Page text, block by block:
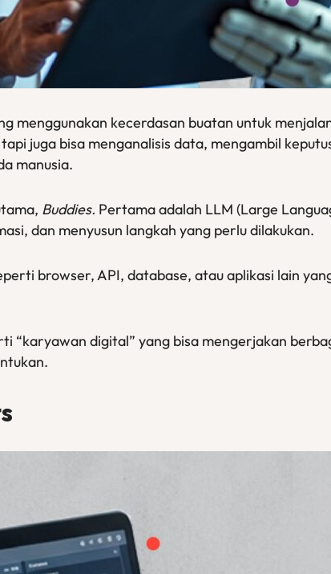
menggunakan kecerdasan buatan untuk
juga bisa menganalisis data, mengambil
manusia.
Buddies. Pertama adalah LLM (Large
dan menyusun langkah yang perlu dilakukan.
browser, API, database, atau aplikasi lain
“karyawan digital” yang bisa mengerjakan